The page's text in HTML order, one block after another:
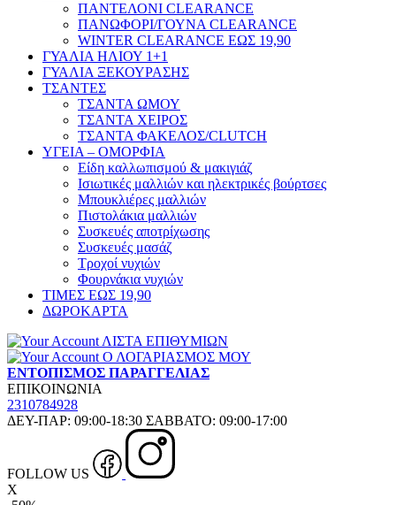
ΠΑΝΤΕΛΟΝΙ CLEARANCE
ΠΑΝΩΦΟΡΙ/ΓΟΥΝΑ CLEARANCE
WINTER CLEARANCE ΕΩΣ 19,90
ΓΥΑΛΙΑ ΗΛΙΟΥ 1+1
ΓΥΑΛΙΑ ΞΕΚΟΥΡΑΣΗΣ
ΤΣΑΝΤΕΣ
ΤΣΑΝΤΑ ΩΜΟΥ
ΤΣΑΝΤΑ ΧΕΙΡΟΣ
ΤΣΑΝΤΑ ΦΑΚΕΛΟΣ/CLUTCH
ΥΓΕΙΑ – ΟΜΟΡΦΙΑ
Είδη καλλωπισμού & μακιγιάζ
Ισιωτικές μαλλιών και ηλεκτρικές βούρτσες
Μπουκλιέρες μαλλιών
Πιστολάκια μαλλιών
Συσκευές αποτρίχωσης
Συσκευές μασάζ
Τροχοί νυχιών
Φουρνάκια νυχιών
ΤΙΜΕΣ ΕΩΣ 19,90
ΔΩΡΟΚΑΡΤΑ
ΛΙΣΤΑ ΕΠΙΘΥΜΙΩΝ
Ο ΛΟΓΑΡΙΑΣΜΟΣ ΜΟΥ
ΕΝΤΟΠΙΣΜΟΣ ΠΑΡΑΓΓΕΛΙΑΣ
ΕΠΙΚΟΙΝΩΝΙΑ
2310784928
ΔΕΥ-ΠΑΡ: 09:00-18:30 ΣΑΒΒΑΤΟ: 09:00-17:00
FOLLOW US
X